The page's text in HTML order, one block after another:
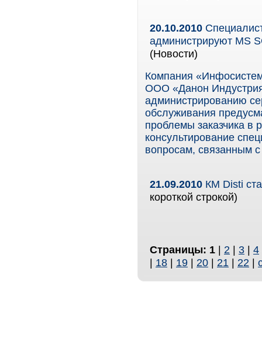
20.10.2010
администрируют MS
(Новости)
Компания
ООО «Данон
администрированию
обслуживания
проблемы заказчика в
консультирование
вопросам, связанным
21.09.2010 КМ Disti
короткой строкой)
Страницы: 1 | 2 | 3 | 4
| 18 | 19 | 20 | 21 | 22 |